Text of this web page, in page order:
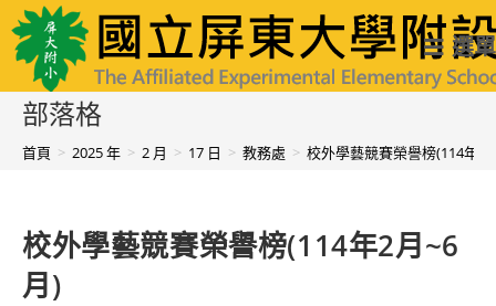
跳
轉
至
國立屏東大學附設實驗國民小學 選單
部落格
首頁 > 2025 年 > 2 月 > 17 日 > 教務處 > 校外學藝競賽榮譽榜(114年2
校外學藝競賽榮譽榜(114年2月~6
月)